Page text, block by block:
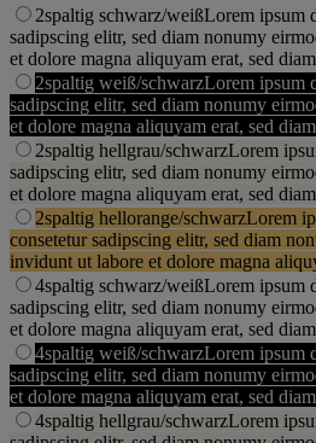
2spaltig schwarz/weißLorem ipsum
sadipscing elitr, sed diam nonumy
et dolore magna aliquyam erat, sed
2spaltig weiß/schwarzLorem ipsum
sadipscing elitr, sed diam nonumy
et dolore magna aliquyam erat, sed
2spaltig hellgrau/schwarzLorem
sadipscing elitr, sed diam nonumy
et dolore magna aliquyam erat, sed
2spaltig hellorange/schwarzLorem
consetetur sadipscing elitr, sed diam
invidunt ut labore et dolore magna
4spaltig schwarz/weißLorem ipsum
sadipscing elitr, sed diam nonumy
et dolore magna aliquyam erat, sed
4spaltig weiß/schwarzLorem ipsum
sadipscing elitr, sed diam nonumy
et dolore magna aliquyam erat, sed
4spaltig hellgrau/schwarzLorem